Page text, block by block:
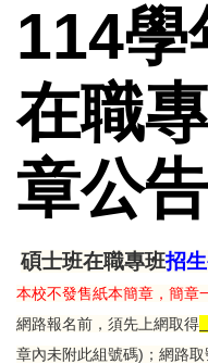
114學
在職
章公告
碩士班在職專班招
本校不發售紙本簡章，簡章
網路報名前，須先上網取得
章內未附此組號碼)；網路